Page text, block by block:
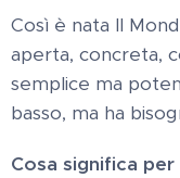
Così è nata Il
aperta, concreta,
semplice ma
basso, ma ha
Cosa significa